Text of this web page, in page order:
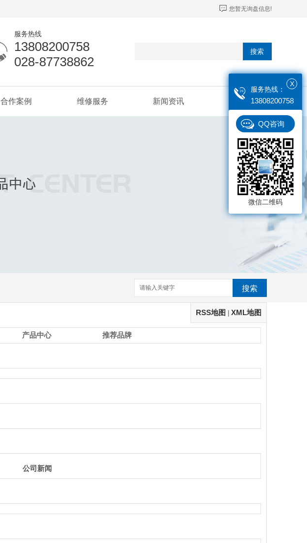
您暂无询盘信息!
服务热线
13808200758
028-87738862
搜索
合作案例 维修服务 新闻资讯 联系我们
搜索
RSS地图 XML地图
产品中心 推荐品牌
公司新闻
X
服务热线：
13808200758
QQ咨询
微信二维码